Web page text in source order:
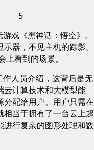
5
《黑神话：悟空》。
器，不见主机的踪影。
看到的场景。
人员介绍，这背后是无
云计算技术和大模型能
分配给用户。用户只需在
当于拥有了一台云上超
行复杂的图形处理和数